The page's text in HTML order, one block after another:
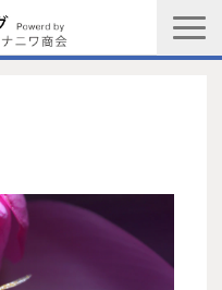
込み
録申込み